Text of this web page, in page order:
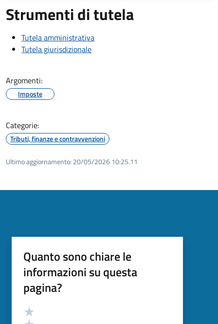
Strumenti di tutela
Tutela amministrativa
Tutela giurisdizionale
Argomenti:
Imposte
Categorie:
Tributi, finanze e contravvenzioni
Ultimo aggiornamento: 20/05/2026 10:25.11
Quanto sono chiare le
informazioni su questa
pagina?
Valutazione